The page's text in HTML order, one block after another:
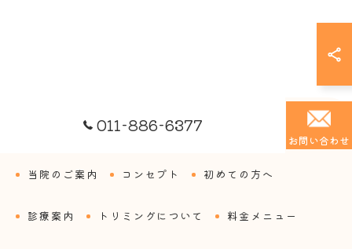
011-886-6377
お問い合わせ
当院のご案内 コンセプト 初めての方へ
診療案内 トリミングについて 料金メニュー